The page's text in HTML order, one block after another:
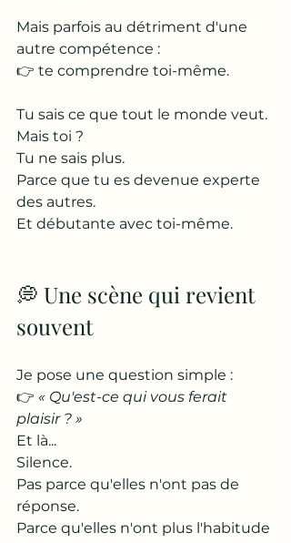
Mais parfois au détriment d'une
autre compétence :
👉 te comprendre toi-même.
Tu sais ce que tout le monde veut.
Mais toi ?
Tu ne sais plus.
Parce que tu es devenue experte
des autres.
Et débutante avec toi-même.
💭 Une scène qui revient
souvent
Je pose une question simple :
👉 « Qu'est-ce qui vous ferait
plaisir ? »
Et là...
Silence.
Pas parce qu'elles n'ont pas de
réponse.
Parce qu'elles n'ont plus l'habitude